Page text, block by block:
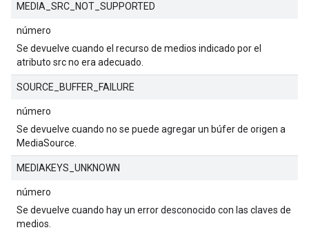
MEDIA_SRC_NOT_SUPPORTED
número
Se devuelve cuando el recurso de medios indicado por el
atributo src no era adecuado.
SOURCE_BUFFER_FAILURE
número
Se devuelve cuando no se puede agregar un búfer de origen a
MediaSource.
MEDIAKEYS_UNKNOWN
número
Se devuelve cuando hay un error desconocido con las claves de
medios.